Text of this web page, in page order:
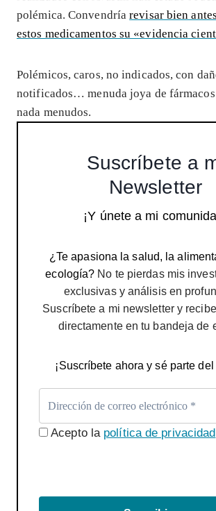
polémica. Convendríarevisar bien
estos medicamentos su «evidencia
Polémicos, caros, no indicados, con
notificados… menuda joya de
nada menudos.
Suscríbete a
Newsletter
¡Y únete a mi
¿Te apasiona la salud, la
ecología? No te pierdas mis
exclusivas y análisis en
Suscríbete a mi newsletter y
directamente en tu bandeja de
¡Suscríbete ahora y sé parte
Acepto la política de privacidad